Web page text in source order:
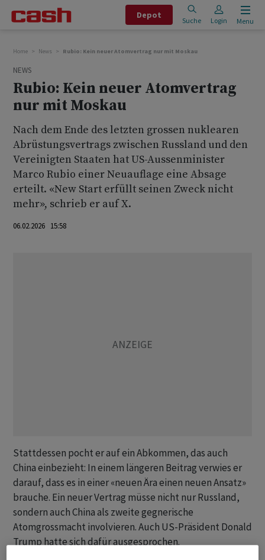
Depot
Suche Login Menu
Home News Rubio: Kein neuer Atomvertrag nur mit Moskau
NEWS
Rubio: Kein neuer Atomvertrag
nur mit Moskau
Nach dem Ende des letzten grossen nuklearen
Abrüstungsvertrags zwischen Russland und den
Vereinigten Staaten hat US-Aussenminister
Marco Rubio einer Neuauflage eine Absage
erteilt. «New Start erfüllt seinen Zweck nicht
mehr», schrieb er auf X.
06.02.2026 15:58
Stattdessen pocht er auf ein Abkommen, das auch
China einbezieht: In einem längeren Beitrag verwies er
darauf, dass es in einer «neuen Ära einen neuen Ansatz»
brauche. Ein neuer Vertrag müsse nicht nur Russland,
sondern auch China als zweite gegnerische
Atomgrossmacht involvieren. Auch US-Präsident Donald
Trump hatte sich dafür ausgesprochen.